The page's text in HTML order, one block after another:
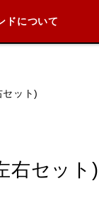
ドについて
ット)
右セット)